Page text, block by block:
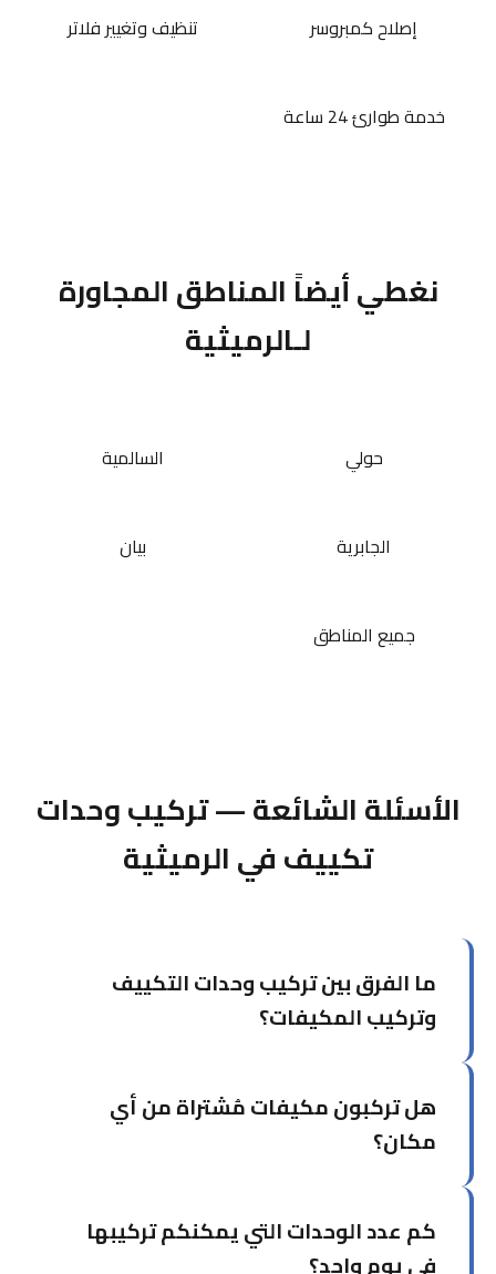
إصلاح كمبروسر تنظيف وتغيير فلاتر
خدمة طوارئ 24 ساعة
نغطي أيضاً المناطق المجاورة
لـالرميثية
حولي السالمية
الجابرية بيان
جميع المناطق
الأسئلة الشائعة — تركيب وحدات
تكييف في الرميثية
ما الفرق بين تركيب وحدات التكييف
وتركيب المكيفات؟
منفردة في غرف محددة، بينما تشمل خدمة تركيب
المكيفات الشاملة التصميم والتخطيط للمشاريع الأكبر.
هل تركبون مكيفات مُشتراة من أي
مكان؟
محل. يكفي إخبارنا بالماركة والموديل مسبقاً.
كم عدد الوحدات التي يمكنكم تركيبها
في يوم واحد؟